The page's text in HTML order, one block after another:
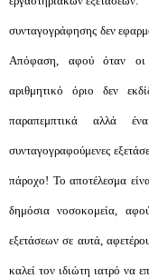
συνταγογράφησης δεν
Απόφαση, αφού όταν οι
αριθμητικό όριο δεν
παραπεμπτικά αλλά
συνταγογραφούμενες
πάροχο! Το αποτέλεσμα
δημόσια νοσοκομεία,
εξετάσεων σε αυτά,
καλεί τον ιδιώτη ιατρό να